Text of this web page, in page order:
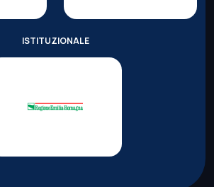
ISTITUZIONALE